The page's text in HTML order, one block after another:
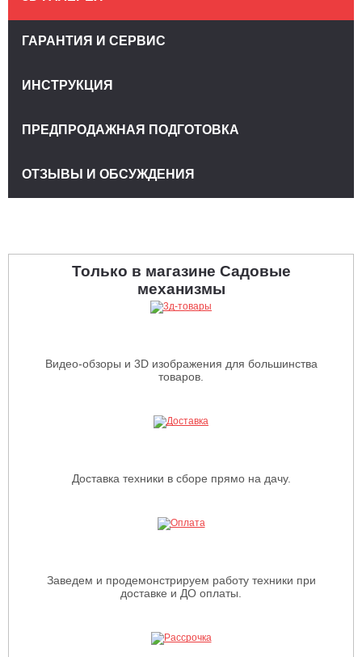
ГАРАНТИЯ И СЕРВИС
ИНСТРУКЦИЯ
ПРЕДПРОДАЖНАЯ ПОДГОТОВКА
ОТЗЫВЫ И ОБСУЖДЕНИЯ
Только в магазине Садовые
механизмы
Видео-обзоры и 3D изображения для большинства
товаров.
Доставка техники в сборе прямо на дачу.
Заведем и продемонстрируем работу техники при
доставке и ДО оплаты.